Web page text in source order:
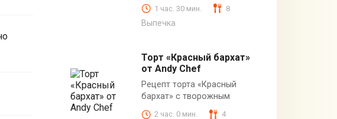
1 час. 30 мин. 8
Выпечка
Торт «Красный бархат»
от Andy Chef
Рецепт торта «Красный
бархат» с творожным
2 час. 0 мин. 4